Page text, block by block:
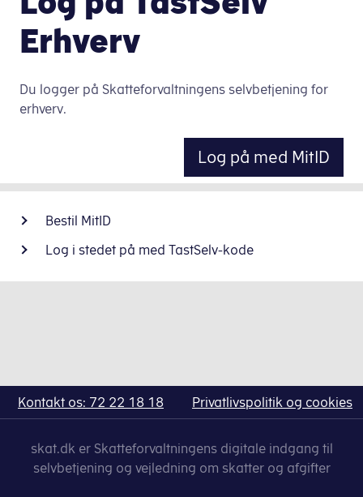
Erhverv
Du logger på Skatteforvaltningens selvbetjening for
erhverv.
Log på med MitID
Bestil MitID
Log i stedet på med TastSelv-kode
Kontakt os: 72 22 18 18 Privatlivspolitik og cookies
skat.dk er Skatteforvaltningens digitale indgang til
selvbetjening og vejledning om skatter og afgifter